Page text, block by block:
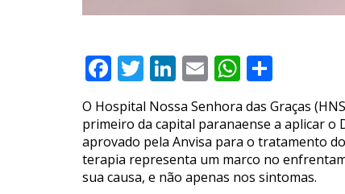
Facebook
Twitter
LinkedIn
Email
O Hospital Nossa Senhora das Graças
primeiro da capital paranaense a aplicar o
aprovado pela Anvisa para o tratamento
terapia representa um marco no
sua causa, e não apenas nos sintomas.